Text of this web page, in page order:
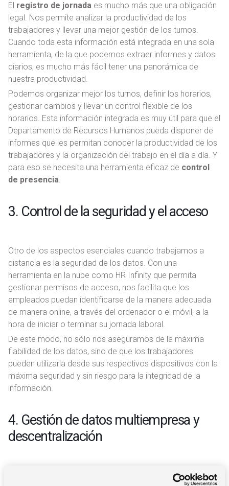
El registro de jornada es mucho más que una obligación
legal. Nos permite analizar la productividad de los
trabajadores y llevar una mejor gestión de los turnos.
Cuando toda esta información está integrada en una sola
herramienta, de la que podemos extraer informes y datos
diarios, es mucho más fácil tener una panorámica de
nuestra productividad.
Podemos organizar mejor los turnos, definir los horarios,
gestionar cambios y llevar un control flexible de los
horarios. Esta información integrada es muy útil para que el
Departamento de Recursos Humanos pueda disponer de
informes que les permitan conocer la productividad de los
trabajadores y la organización del trabajo en el día a día. Y
para eso se necesita una herramienta eficaz de control
de presencia.
3. Control de la seguridad y el acceso
Otro de los aspectos esenciales cuando trabajamos a
distancia es la seguridad de los datos. Con una
herramienta en la nube como HR Infinity que permita
gestionar permisos de acceso, nos facilita que los
empleados puedan identificarse de la manera adecuada
de manera online, a través del ordenador o el móvil, a la
hora de iniciar o terminar su jornada laboral.
De este modo, no sólo nos aseguramos de la máxima
fiabilidad de los datos, sino de que los trabajadores
pueden utilizarla desde sus respectivos dispositivos con la
máxima seguridad y sin riesgo para la integridad de la
información.
4. Gestión de datos multiempresa y
descentralización
control de presenciaque